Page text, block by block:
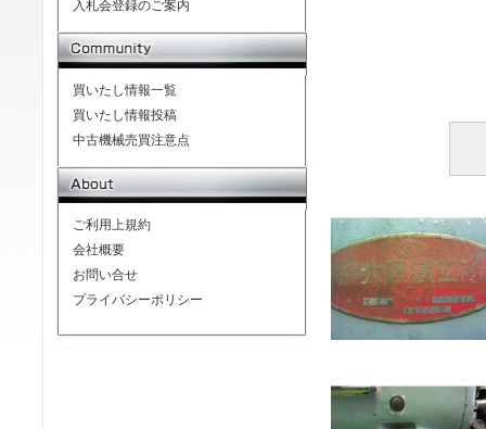
入札会登録のご案内
買いたし情報一覧
買いたし情報投稿
中古機械売買注意点
ご利用上規約
会社概要
お問い合せ
プライバシーポリシー